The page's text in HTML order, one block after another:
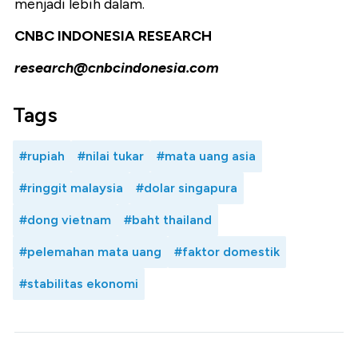
menjadi lebih dalam.
CNBC INDONESIA RESEARCH
research@cnbcindonesia.com
Tags
#rupiah #nilai tukar #mata uang asia
#ringgit malaysia #dolar singapura
#dong vietnam #baht thailand
#pelemahan mata uang #faktor domestik
#stabilitas ekonomi